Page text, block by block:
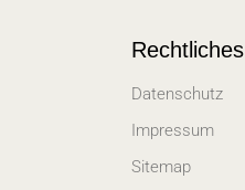
Rechtliches
Datenschutz
Impressum
Sitemap